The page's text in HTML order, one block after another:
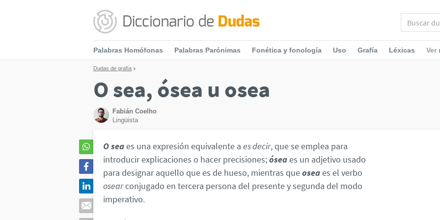
Palabras Homófonas Palabras Parónimas Fonética y fonología Uso Grafía Léxicas Ver
Dudas de grafía
O sea, ósea u osea
Fabián Coelho
Lingüista
O seaes una expresión equivalente a es decir, que se emplea para
introducir explicaciones o hacer precisiones;óseaes un adjetivo usado
para designar aquello que es de hueso, mientras queoseaes el verbo
osearconjugado en tercera persona del presente y segunda del modo
imperativo.